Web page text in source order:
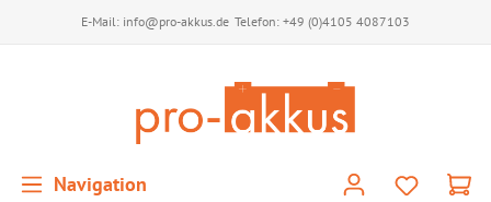
E-Mail: info@pro-akkus.de Telefon: +49 (0)4105 4087103
Navigation